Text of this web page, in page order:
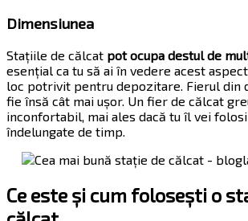
Dimensiunea
Stațiile de călcat pot ocupa destul de
esențial ca tu să ai în vedere acest
loc potrivit pentru depozitare. Fierul din
fie însă cât mai ușor. Un fier de călcat
inconfortabil, mai ales dacă tu îl vei
îndelungate de timp.
Ce este și cum folosești o